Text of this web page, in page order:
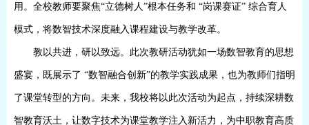
用。全校教师要聚焦“立德树人”根本任务和 “岗课赛证” 综合育人
模式，将数智技术深度融入课程建设与教学改革。
教以共进，研以致远。此次教研活动犹如一场数智教育的思想
盛宴，既展示了 “数智融合创新”的教学实践成果，也为教师们指明
了课堂转型的方向。未来，我校将以此次活动为起点，持续深耕数
智教育沃土，让数字技术为课堂教学注入新活力，为中职教育高质